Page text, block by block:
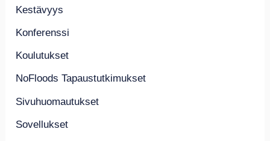
Kestävyys
Konferenssi
Koulutukset
NoFloods Tapaustutkimukset
Sivuhuomautukset
Sovellukset